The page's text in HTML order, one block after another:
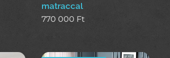
matraccal
770 000 Ft